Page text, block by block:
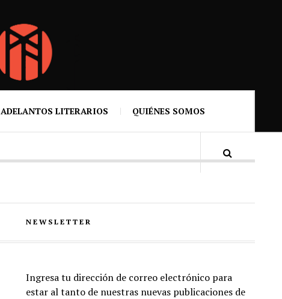
ADELANTOS LITERARIOS QUIÉNES SOMOS
NEWSLETTER
Ingresa tu dirección de correo electrónico para
estar al tanto de nuestras nuevas publicaciones de